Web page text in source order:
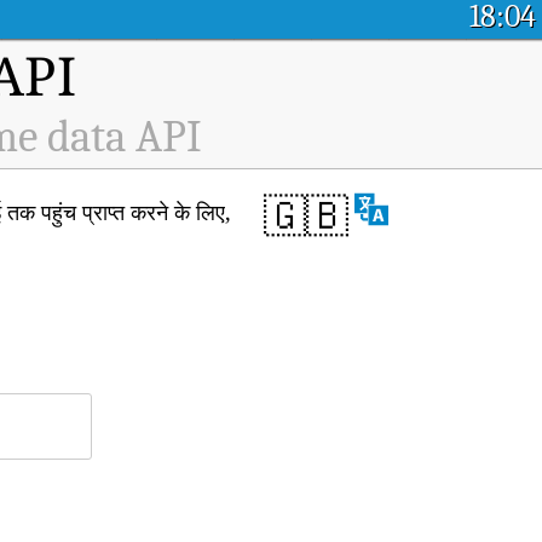
18:04
data API
🇬🇧
पहुंच प्राप्त करने के लिए,